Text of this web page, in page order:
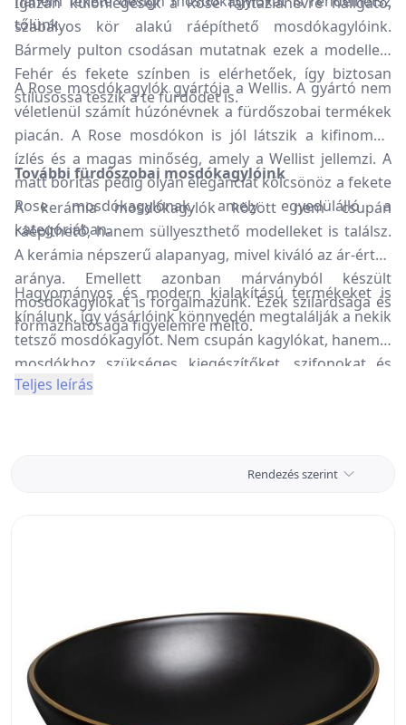
tőlünk.
szabályos kör alakú ráépíthető mosdókagylóink.
Bármely pulton csodásan mutatnak ezek a modellek.
Fehér és fekete színben is elérhetőek, így biztosan
stílusossá teszik a te fürdődet is.
A Rose mosdókagylók gyártója a Wellis. A gyártó nem
véletlenül számít húzónévnek a fürdőszobai termékek
piacán. A Rose mosdókon is jól látszik a kifinomult
ízlés és a magas minőség, amely a Wellist jellemzi. A
matt borítás pedig olyan eleganciát kölcsönöz a fekete
Rose mosdókagylónak, amely egyedülálló a
kategóriában.
További fürdőszobai mosdókagylóink
A kerámia mosdókagylók között nem csupán
ráépíthető, hanem süllyeszthető modelleket is találsz.
A kerámia népszerű alapanyag, mivel kiváló az ár-érték
aránya. Emellett azonban márványból készült
mosdókagylókat is forgalmazunk. Ezek szilárdsága és
formázhatósága figyelemre méltó.
Hagyományos és modern kialakítású termékeket is
kínálunk, így vásárlóink könnyedén megtalálják a nekik
tetsző mosdókagylót. Nem csupán kagylókat, hanem a
mosdókhoz szükséges kiegészítőket, szifonokat és
leeresztőket is elérsz webáruházunk termékei között.
Teljes leírás
Rendezés szerint